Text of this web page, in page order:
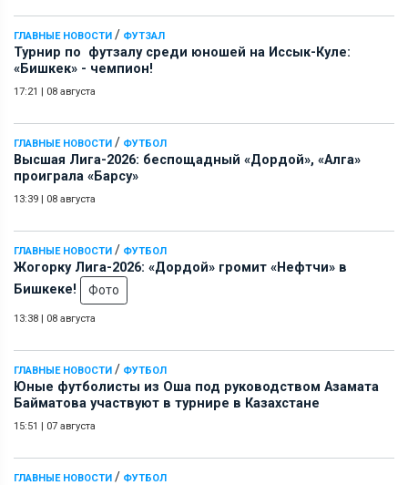
ГЛАВНЫЕ НОВОСТИ / ФУТЗАЛ
Турнир по футзалу среди юношей на Иссык-Куле:
«Бишкек» - чемпион!
17:21 | 08 августа
ГЛАВНЫЕ НОВОСТИ / ФУТБОЛ
Высшая Лига-2026: беспощадный «Дордой», «Алга»
проиграла «Барсу»
13:39 | 08 августа
ГЛАВНЫЕ НОВОСТИ / ФУТБОЛ
Жогорку Лига-2026: «Дордой» громит «Нефтчи» в
Бишкеке!
Фото
13:38 | 08 августа
ГЛАВНЫЕ НОВОСТИ / ФУТБОЛ
Юные футболисты из Оша под руководством Азамата
Байматова участвуют в турнире в Казахстане
15:51 | 07 августа
ГЛАВНЫЕ НОВОСТИ / ФУТБОЛ